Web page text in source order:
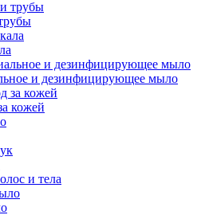
и дезинфицирующее мыло
кожей
и тела